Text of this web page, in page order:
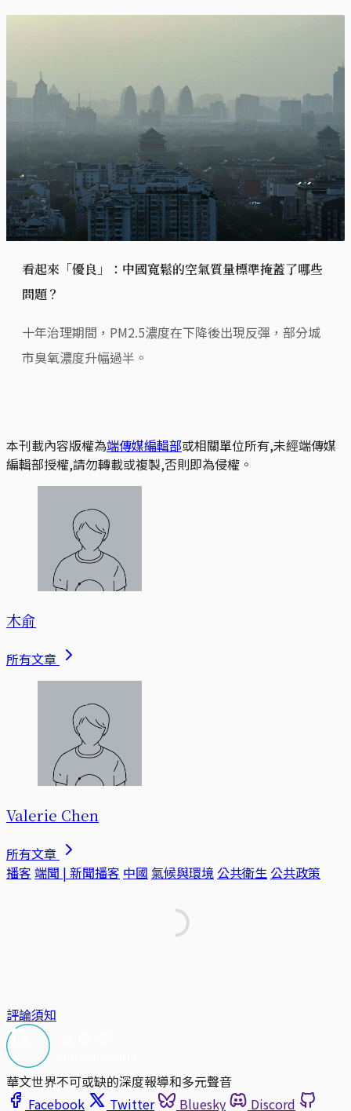
看起來「優良」：中國寬鬆的空氣質量標準掩蓋了哪些
問題？
十年治理期間，PM2.5濃度在下降後出現反彈，部分城
市臭氧濃度升幅過半。
本刊載內容版權為端傳媒編輯部或相關單位所有,未經端傳媒
編輯部授權,請勿轉載或複製,否則即為侵權。
木俞
所有文章
Valerie Chen
所有文章
播客 端聞 | 新聞播客 中國 氣候與環境 公共衛生 公共政策
評論須知
華文世界不可或缺的深度報導和多元聲音
Facebook
Twitter Bluesky Discord